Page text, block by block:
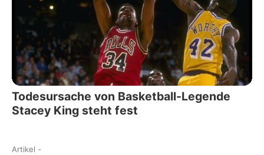
Todesursache von Basketball-Legende
Stacey King steht fest
Artikel -